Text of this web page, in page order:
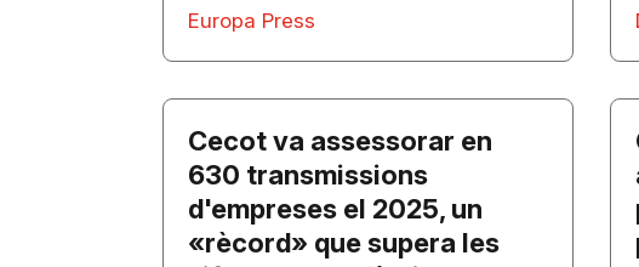
Europa Press
Cecot va assessorar en
630 transmissions
d'empreses el 2025, un
«rècord» que supera les